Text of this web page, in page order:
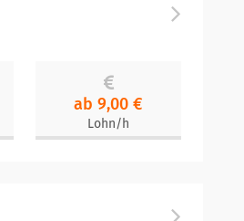
ab 9,00 €
Lohn/h